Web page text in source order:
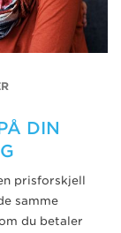
DIN
prisforskjell
samme
du betaler